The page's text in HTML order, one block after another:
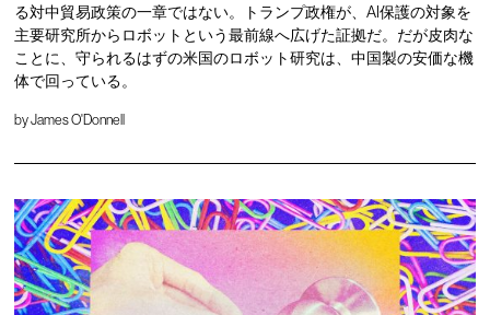
る対中貿易政策の一章ではない。トランプ政権が、AI保護の対象を
主要研究所からロボットという最前線へ広げた証拠だ。だが皮肉な
ことに、守られるはずの米国のロボット研究は、中国製の安価な機
体で回っている。
byJames O'Donnell